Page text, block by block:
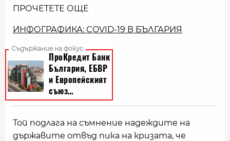
ПРОЧЕТЕТЕ ОЩЕ
ИНФОГРАФИКА: COVID-19 В БЪЛГАРИЯ
Той подлага на съмнение надеждите на
държавите отвъд пика на кризата, че